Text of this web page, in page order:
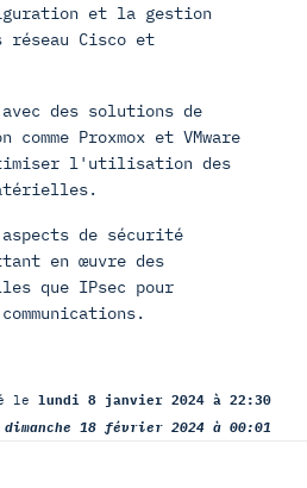
et la gestion
réseau Cisco et
avec des solutions de
Proxmox et VMware
l'utilisation des
de sécurité
en œuvre des
que IPsec pour
le lundi 8 janvier 2024 à 22:30
dimanche 18 février 2024 à 00:01